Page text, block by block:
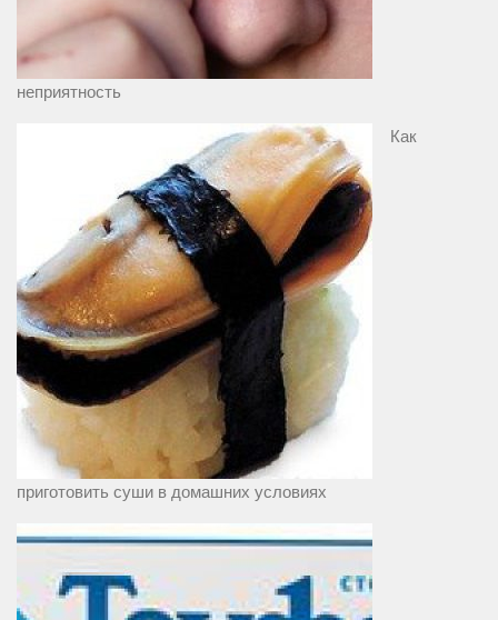
неприятность
Как
приготовить суши в домашних условиях